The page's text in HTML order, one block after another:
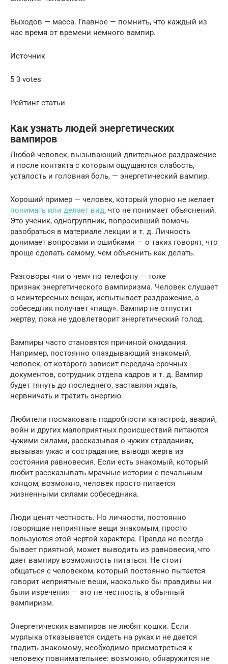
Выходов — масса. Главное — помнить, что каждый из
нас время от времени немного вампир.
Источник
5 3 votes
Рейтинг статьи
Как узнать людей энергетических
вампиров
Любой человек, вызывающий длительное раздражение
и после контакта с которым ощущаются слабость,
усталость и головная боль, — энергетический вампир.
Хороший пример — человек, который упорно не желает
понимать или делает вид, что не понимает объяснений.
Это ученик, одногруппник, попросивший помочь
разобраться в материале лекции и т. д. Личность
донимает вопросами и ошибками — о таких говорят, что
проще сделать самому, чем объяснить как делать.
Разговоры «ни о чем» по телефону — тоже
признак энергетического вампиризма. Человек слушает
о неинтересных вещах, испытывает раздражение, а
собеседник получает «пищу». Вампир не отпустит
жертву, пока не удовлетворит энергетический голод.
Вампиры часто становятся причиной ожидания.
Например, постоянно опаздывающий знакомый,
человек, от которого зависит передача срочных
документов, сотрудник отдела кадров и т. д. Вампир
будет тянуть до последнего, заставляя ждать,
нервничать и тратить энергию.
Любители посмаковать подробности катастроф, аварий,
войн и других малоприятных происшествий питаются
чужими силами, рассказывая о чужих страданиях,
вызывая ужас и сострадание, выводя жертв из
состояния равновесия. Если есть знакомый, который
любит рассказывать мрачные истории с печальным
концом, возможно, человек просто питается
жизненными силами собеседника.
Люди ценят честность. Но личности, постоянно
говорящие неприятные вещи знакомым, просто
пользуются этой чертой характера. Правда не всегда
бывает приятной, может выводить из равновесия, что
дает вампиру возможность питаться. Не стоит
общаться с человеком, который постоянно пытается
говорит неприятные вещи, насколько бы правдивы ни
были изречения — это не честность, а обычный
вампиризм.
Энергетических вампиров не любят кошки. Если
мурлыка отказывается сидеть на руках и не дается
гладить знакомому, необходимо присмотреться к
человеку повнимательнее: возможно, обнаружится не